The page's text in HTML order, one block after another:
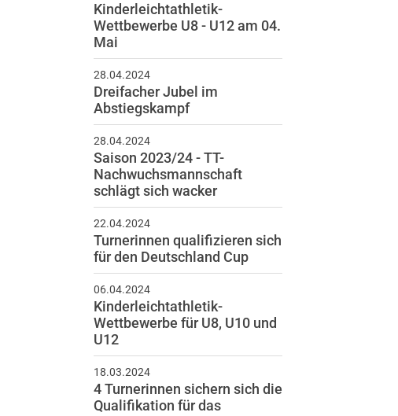
Kinderleichtathletik-
Wettbewerbe U8 - U12 am 04.
Mai
28.04.2024
Dreifacher Jubel im
Abstiegskampf
28.04.2024
Saison 2023/24 - TT-
Nachwuchsmannschaft
schlägt sich wacker
22.04.2024
Turnerinnen qualifizieren sich
für den Deutschland Cup
06.04.2024
Kinderleichtathletik-
Wettbewerbe für U8, U10 und
U12
18.03.2024
4 Turnerinnen sichern sich die
Qualifikation für das
Geschäftsstelle
Turnverein „Grundstein zur
Dresdener Ring 72
61130 Nidderau
06187 25024
info@tv-windecken.de